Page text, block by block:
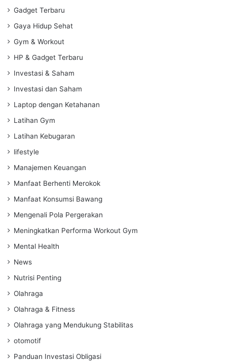
Gadget Terbaru
Gaya Hidup Sehat
Gym & Workout
HP & Gadget Terbaru
Investasi & Saham
Investasi dan Saham
Laptop dengan Ketahanan
Latihan Gym
Latihan Kebugaran
lifestyle
Manajemen Keuangan
Manfaat Berhenti Merokok
Manfaat Konsumsi Bawang
Mengenali Pola Pergerakan
Meningkatkan Performa Workout Gym
Mental Health
News
Nutrisi Penting
Olahraga
Olahraga & Fitness
Olahraga yang Mendukung Stabilitas
otomotif
Panduan Investasi Obligasi